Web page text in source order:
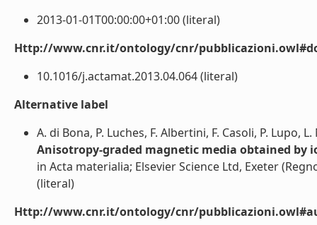
2013-01-01T00:00:00+01:00 (literal)
Http://www.cnr.it/ontology/cnr/
10.1016/j.actamat.2013.04.064 (literal)
Alternative label
A. di Bona, P. Luches, F. Albertini, F. Casoli, P. Lupo,
Anisotropy-graded magnetic media obtained by
in Acta materialia; Elsevier Science Ltd, Exeter
(literal)
Http://www.cnr.it/ontology/cnr/